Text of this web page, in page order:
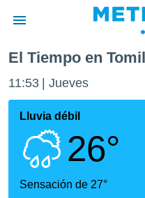
de
por
se
calidad.
a este
las
El Tiempo en
11:53 Jueves
Lluvia débil
26°
Sensación de 27°